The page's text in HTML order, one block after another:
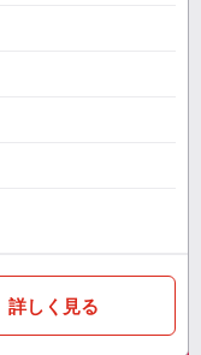
詳しく見る